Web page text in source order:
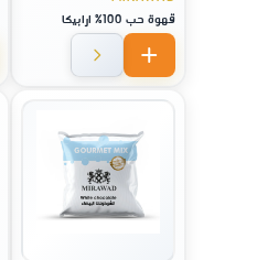
قهوة حب 100% ارابيكا